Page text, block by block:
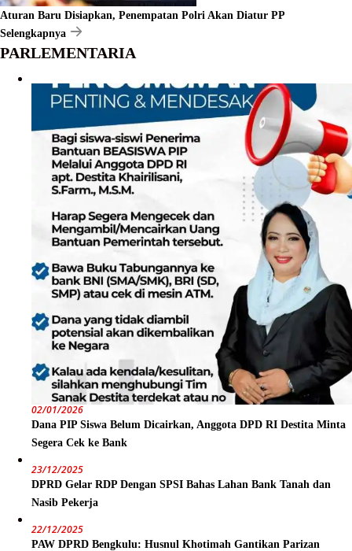
Aturan Baru Disiapkan, Penempatan Polri Akan Diatur PP
Selengkapnya
PARLEMENTARIA
02/01/2026
Dana PIP Siswa Belum Dicairkan, Anggota DPD RI Destita Minta
Segera Cek ke Bank
23/12/2025
DPRD Gelar RDP Dengan SPSI Bahas Lahan Bank Tanah dan
Nasib Pekerja
22/12/2025
PAW DPRD Bengkulu: Husnul Khotimah Gantikan Parizan